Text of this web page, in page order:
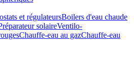
et régulateursBoilers d'eau chaude
solaireVentilo-
Chauffe-eau au gazChauffe-eau